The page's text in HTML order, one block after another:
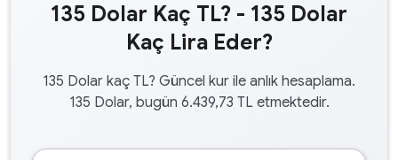
135 Dolar Kaç TL? - 135 Dolar
Kaç Lira Eder?
135 Dolar kaç TL? Güncel kur ile anlık hesaplama.
135 Dolar, bugün 6.439,73 TL etmektedir.